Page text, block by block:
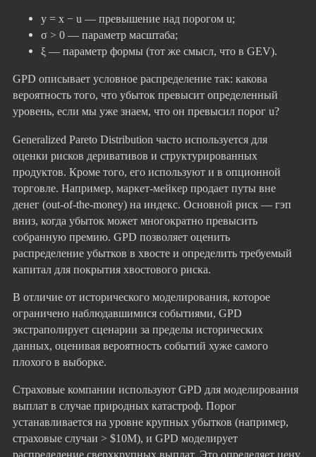
y = x − u — превышение над порогом u;
σ > 0 — параметр масштаба;
ξ — параметр формы (тот же смысл, что в GEV).
GPD описывает условное распределение так: какова
вероятность того, что убыток превысит определенный
уровень, если мы уже знаем, что он превысил порог u?
Generalized Pareto Distribution часто используется для
оценки рисков деривативов и структурированных
продуктов. Кроме того, его используют и в опционной
торговле. Например, маркет-мейкер продает путы вне
денег (out-of-the-money) на индекс. Основной риск — гэп
вниз, когда убыток может многократно превысить
собранную премию. GPD позволяет оценить
распределение убытков в хвосте и определить требуемый
капитал для покрытия хвостового риска.
В отличие от исторического моделирования, которое
ограничено наблюдавшимися событиями, GPD
экстраполирует сценарии за пределы исторических
данных, оценивая вероятность событий хуже самого
плохого в выборке.
Страховые компании используют GPD для моделирования
выплат в случае природных катастроф. Порог
устанавливается на уровне крупных убытков (например,
страховые случаи > $10M), и GPD моделирует